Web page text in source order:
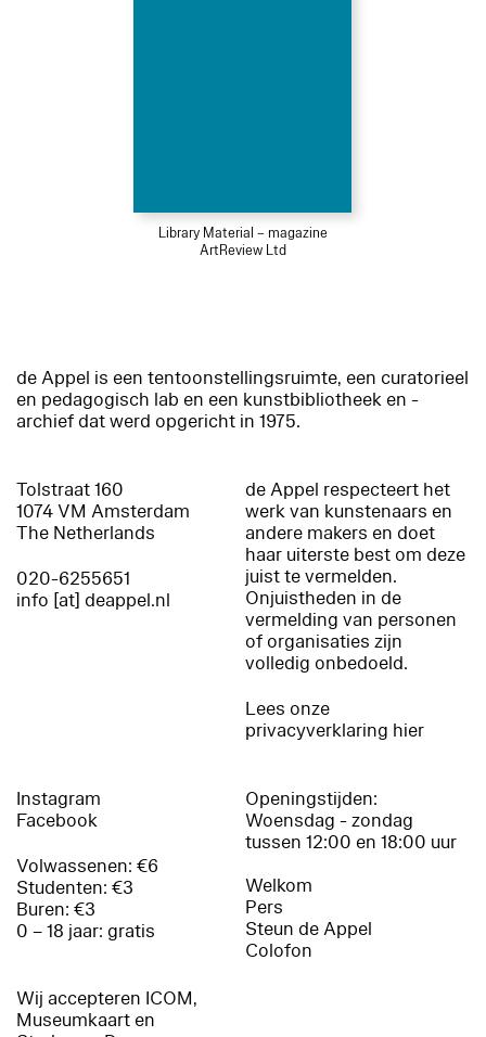
Library Material – magazine
ArtReview Ltd
de Appel is een tentoonstellingsruimte, een curatorieel
en pedagogisch lab en een kunstbibliotheek en -
archief dat werd opgericht in 1975.
Tolstraat 160
1074 VM Amsterdam
The Netherlands
020-6255651
info [at] deappel.nl
de Appel respecteert het
werk van kunstenaars en
andere makers en doet
haar uiterste best om deze
juist te vermelden.
Onjuistheden in de
vermelding van personen
of organisaties zijn
volledig onbedoeld.
Lees onze
privacyverklaring hier
Instagram
Facebook
Volwassenen: €6
Studenten: €3
Buren: €3
0 – 18 jaar: gratis
Wij accepteren ICOM,
Museumkaart en
Openingstijden:
Woensdag - zondag
tussen 12:00 en 18:00 uur
Welkom
Pers
Steun de Appel
Colofon